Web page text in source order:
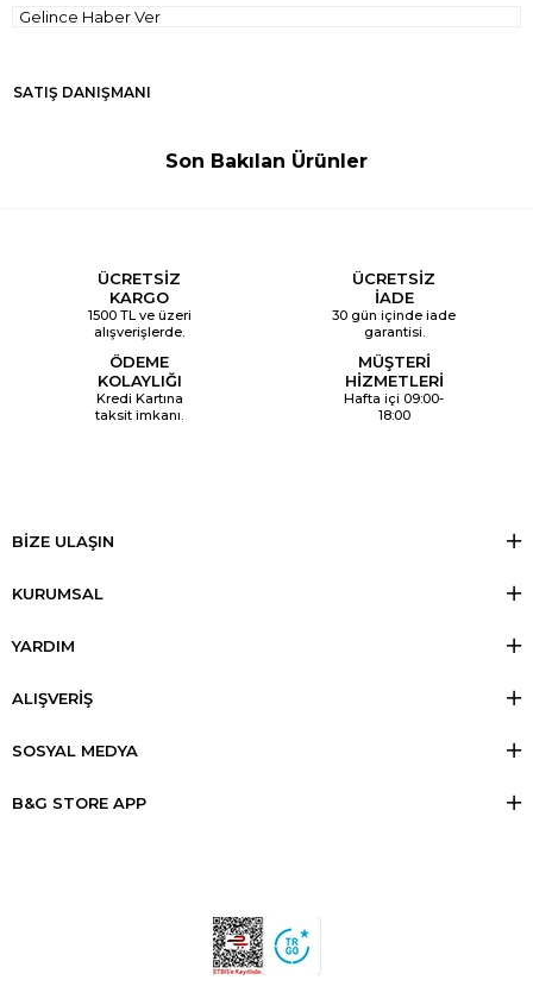
Gelince Haber Ver
SATIŞ DANIŞMANI
Son Bakılan Ürünler
ÜCRETSİZ
KARGO
1500 TL ve üzeri
alışverişlerde.
ÜCRETSİZ
İADE
30 gün içinde iade
garantisi.
ÖDEME
KOLAYLIĞI
Kredi Kartına
taksit imkanı.
MÜŞTERİ
HİZMETLERİ
Hafta içi 09:00-
18:00
BİZE ULAŞIN
KURUMSAL
YARDIM
ALIŞVERİŞ
SOSYAL MEDYA
B&G STORE APP